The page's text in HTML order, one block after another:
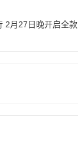
2月27日晚开启全款